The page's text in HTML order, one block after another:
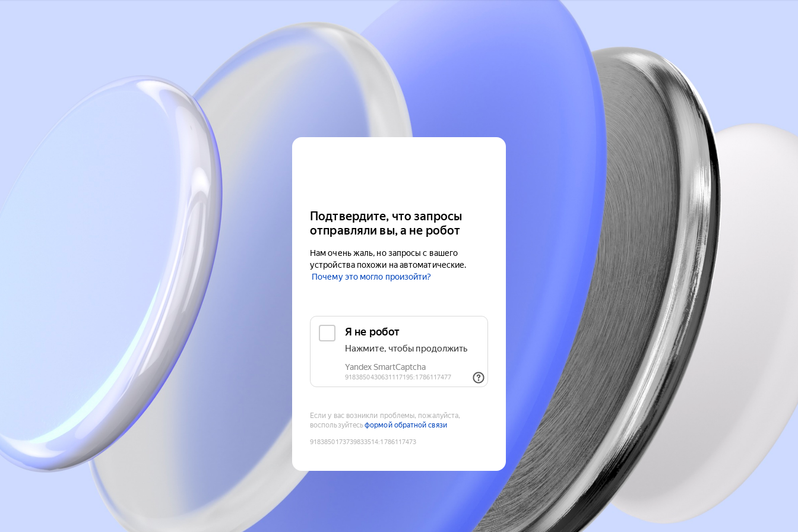
Подтвердите, что запросы
отправляли вы, а не робот
Нам очень жаль, но запросы с вашего
устройства похожи на автоматические.
Почему это могло произойти?
Если у вас возникли проблемы, пожалуйста,
воспользуйтесьформой обратной связи
9183850173739833514:1786117473